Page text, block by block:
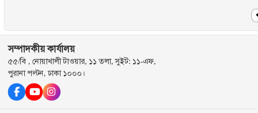
সম্পাদকীয় কার্যালয়
৫৫/বি , নোয়াখালী টাওয়ার, ১১ তলা, সুইট: ১১-এফ,
পুরানা পল্টন, ঢাকা ১০০০।